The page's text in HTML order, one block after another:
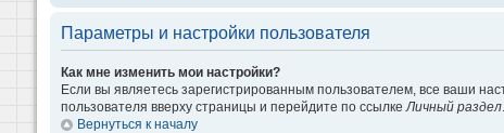
Параметры и настройки пользователя
Как мне изменить мои настройки?
Если вы являетесь зарегистрированным пользователем, все ваши
пользователя вверху страницы и перейдите по ссылке Личный раздел
Вернуться к началу